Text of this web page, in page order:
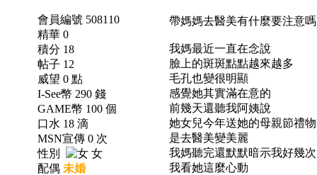
會員編號 508110
精華 0
積分 18
帖子 12
威望 0 點
I-See幣 290 錢
GAME幣 100 個
口水 18 滴
MSN宣傳 0 次
性別
女
配偶 未婚
帶媽媽去醫美有什麼要注意嗎
我媽最近一直在念說
臉上的斑斑點點越來越多
毛孔也變很明顯
感覺她其實滿在意的
前幾天還聽我阿姨說
她女兒今年送她的母親節禮物
是去醫美變美麗
我媽聽完還默默暗示我好幾次
我看她這麼心動